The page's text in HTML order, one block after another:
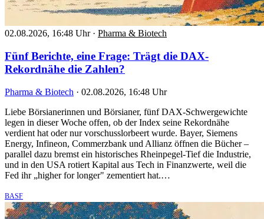
02.08.2026, 16:48 Uhr · Pharma & Biotech
Fünf Berichte, eine Frage: Trägt die DAX-
Rekordnähe die Zahlen?
Pharma & Biotech · 02.08.2026, 16:48 Uhr
Liebe Börsianerinnen und Börsianer, fünf DAX-Schwergewichte
legen in dieser Woche offen, ob der Index seine Rekordnähe
verdient hat oder nur vorschusslorbeert wurde. Bayer, Siemens
Energy, Infineon, Commerzbank und Allianz öffnen die Bücher –
parallel dazu bremst ein historisches Rheinpegel-Tief die Industrie,
und in den USA rotiert Kapital aus Tech in Finanzwerte, weil die
Fed ihr „higher for longer" zementiert hat.…
BASF